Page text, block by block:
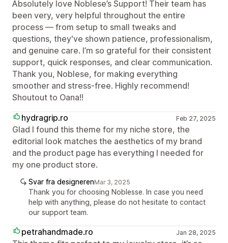
Absolutely love Noblese’s Support! Their team has
been very, very helpful throughout the entire
process — from setup to small tweaks and
questions, they've shown patience, professionalism,
and genuine care. I’m so grateful for their consistent
support, quick responses, and clear communication.
Thank you, Noblese, for making everything
smoother and stress-free. Highly recommend!
Shoutout to Oana!!
hydragrip.ro
Feb 27, 2025
Glad I found this theme for my niche store, the
editorial look matches the aesthetics of my brand
and the product page has everything I needed for
my one product store.
Svar fra designerenMar 3, 2025
Thank you for choosing Noblesse. In case you need
help with anything, please do not hesitate to contact
our support team.
petrahandmade.ro Jan 28, 2025